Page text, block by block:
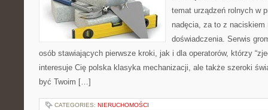
temat urządzeń rolnych w
nadęcia, za to z naciskiem
doświadczenia. Serwis
osób stawiających pierwsze kroki, jak i dla operatorów, którzy
interesuje Cię polska klasyka mechanizacji, ale także szeroki
być Twoim […]
CATEGORIES: NIERUCHOMOŚCI